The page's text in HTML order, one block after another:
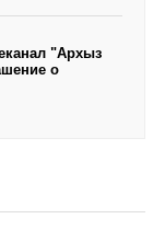
"Архыз
о